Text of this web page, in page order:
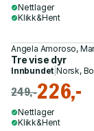
Nettlager
Klikk&Hent
Angela Amoroso,
Tre vise dyr
Innbundet |Norsk,
249,-226,-
Nettlager
Klikk&Hent